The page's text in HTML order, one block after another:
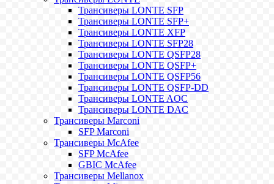
Трансиверы LONTE SFP
Трансиверы LONTE SFP+
Трансиверы LONTE XFP
Трансиверы LONTE SFP28
Трансиверы LONTE QSFP28
Трансиверы LONTE QSFP+
Трансиверы LONTE QSFP56
Трансиверы LONTE QSFP-DD
Трансиверы LONTE AOC
Трансиверы LONTE DAC
Трансиверы Marconi
SFP Marconi
Трансиверы McAfee
SFP McAfee
GBIC McAfee
Трансиверы Mellanox